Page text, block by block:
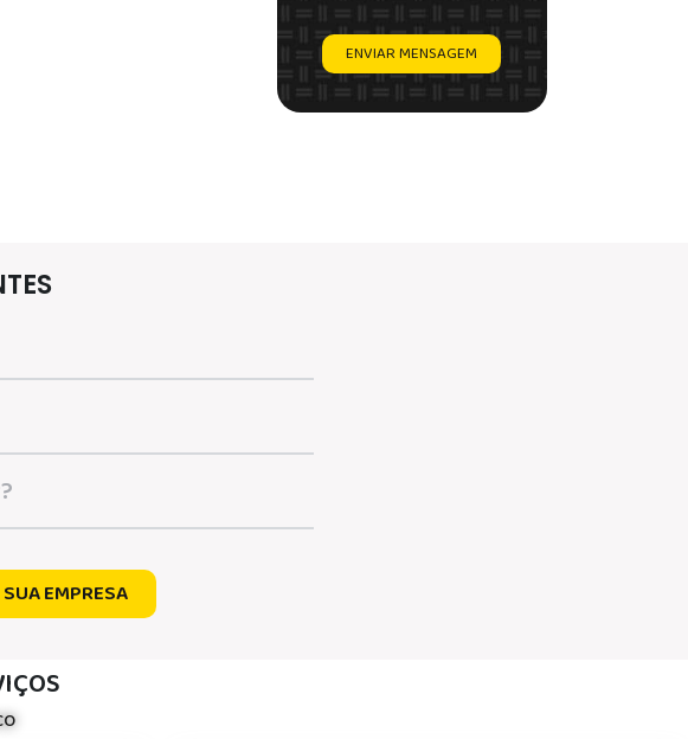
ENVIAR MENSAGEM
EMPRESA